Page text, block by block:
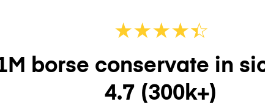
★★★★☆
★
borse conservate in
4.7 (300k+)